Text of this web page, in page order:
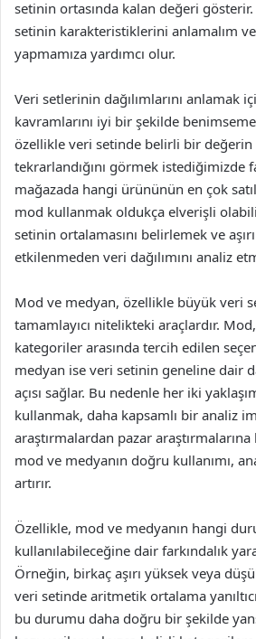
setinin ortasında kalan değeri
setinin karakteristiklerini anlamalım
yapmamıza yardımcı olur.
Veri setlerinin dağılımlarını anlamak
kavramlarını iyi bir şekilde
özellikle veri setinde belirli bir değerin
tekrarlandığını görmek istediğimizde
mağazada hangi ürününün en çok
mod kullanmak oldukça elverişli
setinin ortalamasını belirlemek ve
etkilenmeden veri dağılımını analiz
Mod ve medyan, özellikle büyük veri
tamamlayıcı nitelikteki araçlardır.
kategoriler arasında tercih edilen
medyan ise veri setinin geneline dair
açısı sağlar. Bu nedenle her iki
kullanmak, daha kapsamlı bir analiz
araştırmalardan pazar
mod ve medyanın doğru kullanımı,
artırır.
Özellikle, mod ve medyanın hangi
kullanılabileceğine dair farkındalık
Örneğin, birkaç aşırı yüksek veya
veri setinde aritmetik ortalama
bu durumu daha doğru bir şekilde